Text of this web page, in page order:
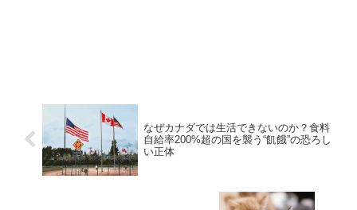
なぜカナダでは生活できないのか？食料
自給率200%超の国を襲う“飢餓”の恐ろし
い正体